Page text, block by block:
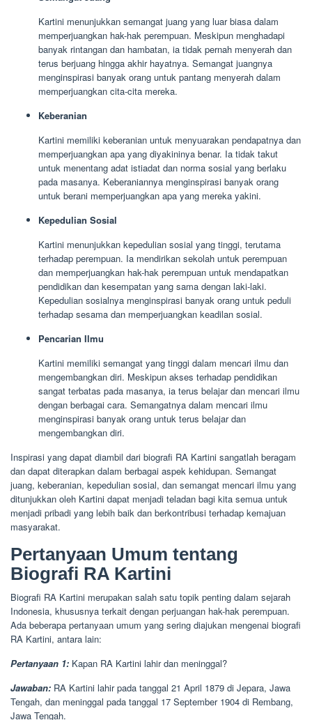
Kartini menunjukkan semangat juang yang luar biasa dalam
memperjuangkan hak-hak perempuan. Meskipun menghadapi
banyak rintangan dan hambatan, ia tidak pernah menyerah dan
terus berjuang hingga akhir hayatnya. Semangat juangnya
menginspirasi banyak orang untuk pantang menyerah dalam
memperjuangkan cita-cita mereka.
Keberanian
Kartini memiliki keberanian untuk menyuarakan pendapatnya dan
memperjuangkan apa yang diyakininya benar. Ia tidak takut
untuk menentang adat istiadat dan norma sosial yang berlaku
pada masanya. Keberaniannya menginspirasi banyak orang
untuk berani memperjuangkan apa yang mereka yakini.
Kepedulian Sosial
Kartini menunjukkan kepedulian sosial yang tinggi, terutama
terhadap perempuan. Ia mendirikan sekolah untuk perempuan
dan memperjuangkan hak-hak perempuan untuk mendapatkan
pendidikan dan kesempatan yang sama dengan laki-laki.
Kepedulian sosialnya menginspirasi banyak orang untuk peduli
terhadap sesama dan memperjuangkan keadilan sosial.
Pencarian Ilmu
Kartini memiliki semangat yang tinggi dalam mencari ilmu dan
mengembangkan diri. Meskipun akses terhadap pendidikan
sangat terbatas pada masanya, ia terus belajar dan mencari ilmu
dengan berbagai cara. Semangatnya dalam mencari ilmu
menginspirasi banyak orang untuk terus belajar dan
mengembangkan diri.
Inspirasi yang dapat diambil dari biografi RA Kartini sangatlah beragam
dan dapat diterapkan dalam berbagai aspek kehidupan. Semangat
juang, keberanian, kepedulian sosial, dan semangat mencari ilmu yang
ditunjukkan oleh Kartini dapat menjadi teladan bagi kita semua untuk
menjadi pribadi yang lebih baik dan berkontribusi terhadap kemajuan
masyarakat.
Pertanyaan Umum tentang
Biografi RA Kartini
Biografi RA Kartini merupakan salah satu topik penting dalam sejarah
Indonesia, khususnya terkait dengan perjuangan hak-hak perempuan.
Ada beberapa pertanyaan umum yang sering diajukan mengenai biografi
RA Kartini, antara lain:
Pertanyaan 1: Kapan RA Kartini lahir dan meninggal?
Jawaban: RA Kartini lahir pada tanggal 21 April 1879 di Jepara, Jawa
Tengah, dan meninggal pada tanggal 17 September 1904 di Rembang,
Jawa Tengah.